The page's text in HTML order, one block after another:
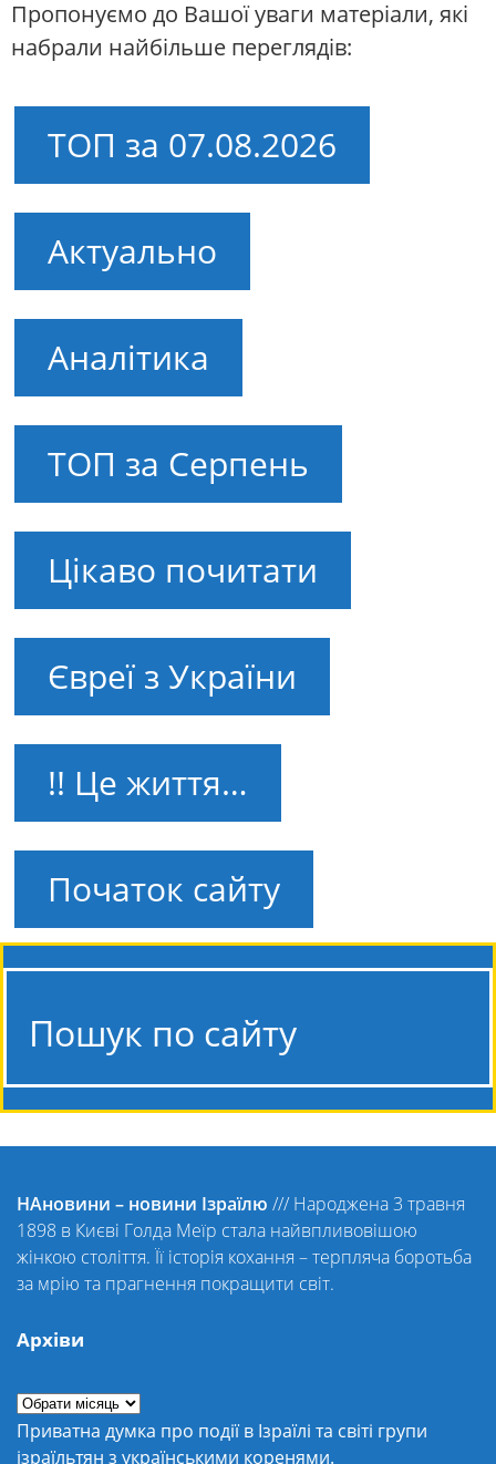
Пропонуємо до Вашої уваги матеріали, які
набрали найбільше переглядів:
ТОП за 07.08.2026
Актуально
Аналітика
ТОП за Серпень
Цікаво почитати
Євреї з України
!! Це життя…
Початок сайту
Пошук по сайту
НАновини – новини Ізраїлю /// Народжена 3 травня
1898 в Києві Голда Меїр стала найвпливовішою
жінкою століття. Її історія кохання – терпляча боротьба
за мрію та прагнення покращити світ.
Архіви
Приватна думка про події в Ізраїлі та світі групи
ізраїльтян з українськими коренями.